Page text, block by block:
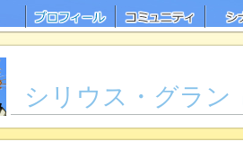
シリウス・グラン